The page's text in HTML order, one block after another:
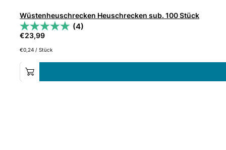
Wüstenheuschrecken Heuschrecken sub. 100 Stück
(4)
€23,99
€0,24 /Stück